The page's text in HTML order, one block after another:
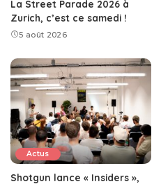
La Street Parade 2026 à
Zurich, c’est ce samedi !
5 août 2026
Actus
Shotgun lance « Insiders »,